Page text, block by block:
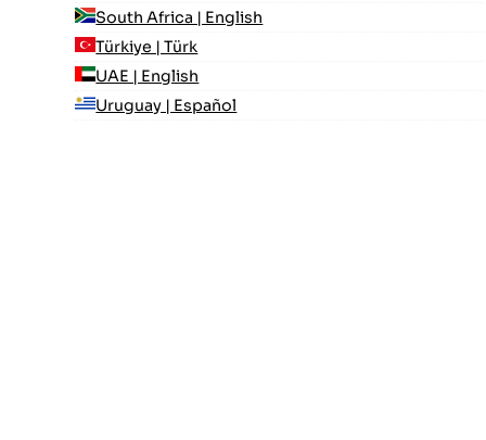
South Africa | English
Türkiye | Türk
UAE | English
Uruguay | Español